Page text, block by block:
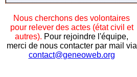
Nous cherchons des volontaires
pour relever des actes (état civil et
autres). Pour rejoindre l'équipe,
merci de nous contacter par mail via
contact@geneoweb.org